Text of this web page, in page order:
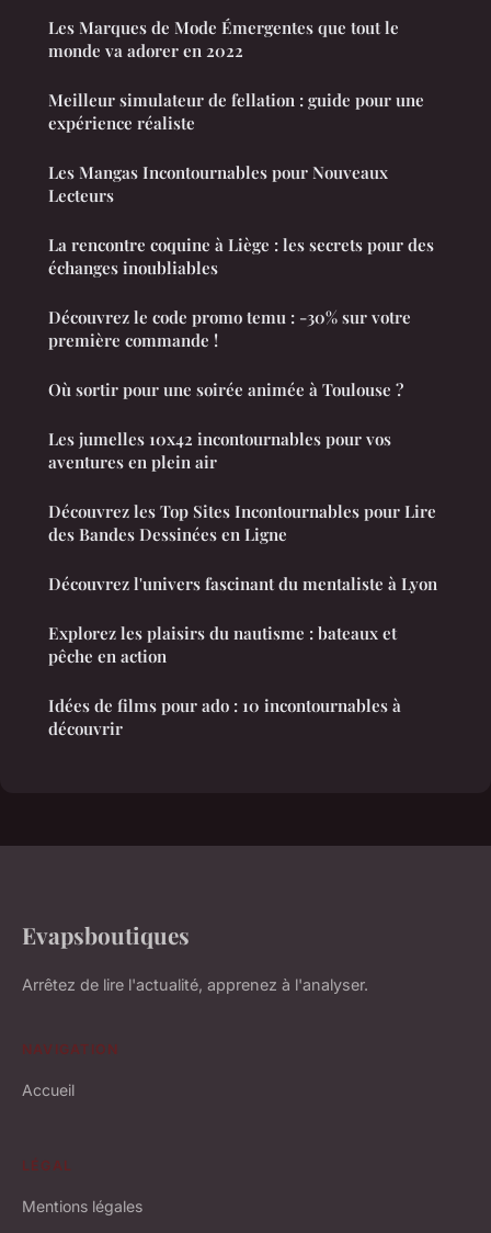
Les Marques de Mode Émergentes que tout le
monde va adorer en 2022
Meilleur simulateur de fellation : guide pour une
expérience réaliste
Les Mangas Incontournables pour Nouveaux
Lecteurs
La rencontre coquine à Liège : les secrets pour des
échanges inoubliables
Découvrez le code promo temu : -30% sur votre
première commande !
Où sortir pour une soirée animée à Toulouse ?
Les jumelles 10x42 incontournables pour vos
aventures en plein air
Découvrez les Top Sites Incontournables pour Lire
des Bandes Dessinées en Ligne
Découvrez l'univers fascinant du mentaliste à Lyon
Explorez les plaisirs du nautisme : bateaux et
pêche en action
Idées de films pour ado : 10 incontournables à
découvrir
Evapsboutiques
Arrêtez de lire l'actualité, apprenez à l'analyser.
NAVIGATION
Accueil
LÉGAL
Mentions légales